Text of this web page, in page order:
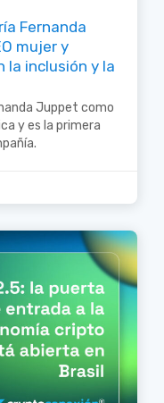
Fernanda
mujer y
la inclusión y la
Juppet como
y es la primera